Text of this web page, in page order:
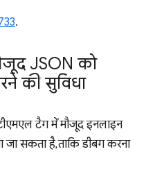
.
JSON को
की सुविधा
टैग में मौजूद इनलाइन
जा सकता है, ताकि डीबग करना